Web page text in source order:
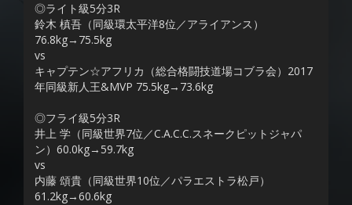
◎ライト級5分3R
鈴木 槙吾（同級環太平洋8位／アライアンス）
76.8kg→75.5kg
vs
キャプテン☆アフリカ（総合格闘技道場コブラ会）2017
年同級新人王&MVP 75.5kg→73.6kg
◎フライ級5分3R
井上 学（同級世界7位／C.A.C.C.スネークピットジャパ
ン）60.0kg→59.7kg
vs
内藤 頌貴（同級世界10位／パラエストラ松戸）
61.2kg→60.6kg